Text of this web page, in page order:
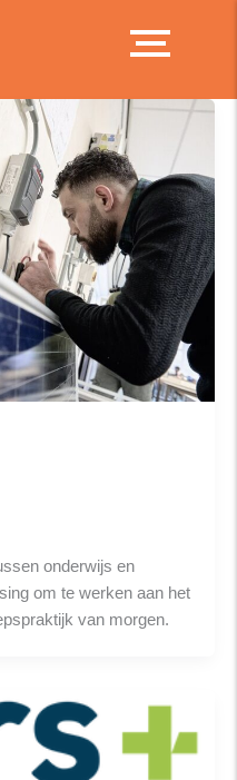
onderwijs en
om te werken aan het
van morgen.